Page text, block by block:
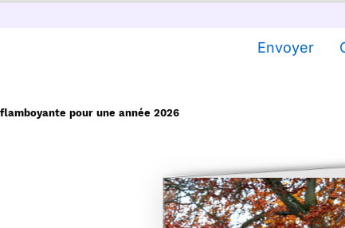
Envoyer
pour une année 2026